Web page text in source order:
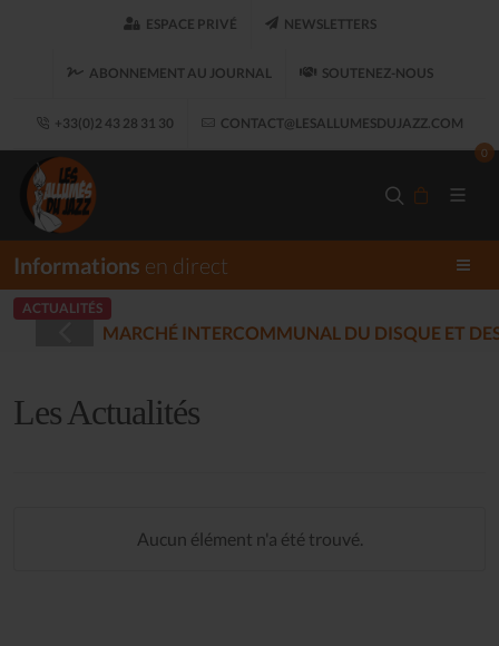
ESPACE PRIVÉ NEWSLETTERS
ABONNEMENT AU JOURNAL SOUTENEZ-NOUS
+33(0)2 43 28 31 30 CONTACT@LESALLUMESDUJAZZ.COM
0
Informations en direct
ACTUALITÉS
(2025-12-17) LES
Les Actualités
Aucun élément n'a été trouvé.